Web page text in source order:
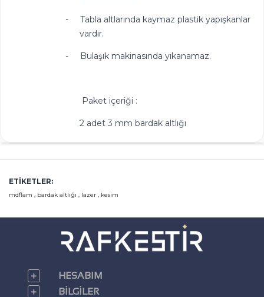
-
Tabla altlarında kaymaz plastik yapışkanlar
vardır.
- Bulaşık makinasında yıkanamaz.
Paket içeriği :
2 adet 3 mm bardak altlığı
ETIKETLER:
mdflam , bardak altlığı , lazer , kesim
HESABIM
BILGILER